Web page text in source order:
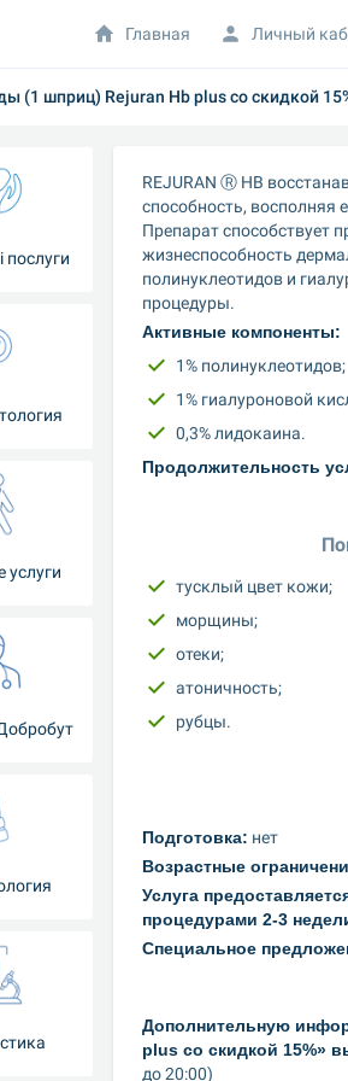
(1 шприц) Rejuran Hb plus со скидкой
послуги
услуги
REJURAN Ⓡ HB
способность,
Препарат способствует
жизнеспособность
полинуклеотидов и
процедуры.
Активные компоненты:
1% полинуклеотидов;
1% гиалуроновой
0,3% лидокаина.
Продолжительность
тусклый цвет кожи;
морщины;
отеки;
атоничность;
рубцы.
Подготовка: нет
Возрастные
Услуга
процедурами 2-3
Специальное
Дополнительную
plus со скидкой 15%»
до 20:00)
Главная Личный